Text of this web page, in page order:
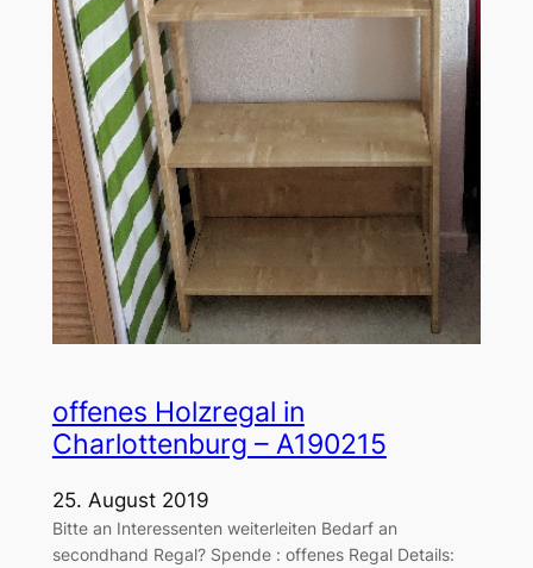
offenes Holzregal in
Charlottenburg – A190215
25. August 2019
Bitte an Interessenten weiterleiten Bedarf an
secondhand Regal? Spende : offenes Regal Details: